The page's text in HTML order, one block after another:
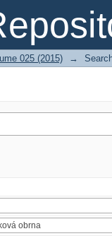
025 (2015) →